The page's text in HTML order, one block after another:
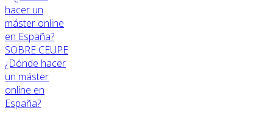
SOBRE CEUPE
¿Dónde hacer
un máster
online en
España?